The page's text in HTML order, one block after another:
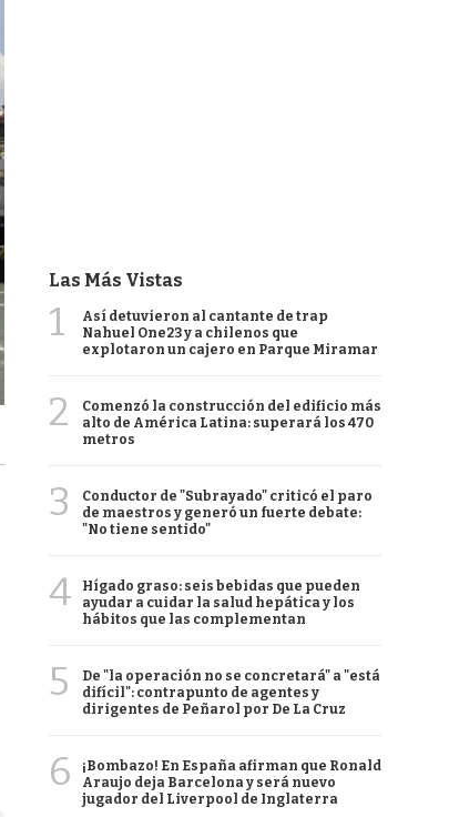
Las Más Vistas
1
Así detuvieron al cantante de trap
Nahuel One23 y a chilenos que
explotaron un cajero en Parque Miramar
2
Comenzó la construcción del edificio más
alto de América Latina: superará los 470
metros
3
Conductor de "Subrayado" criticó el paro
de maestros y generó un fuerte debate:
"No tiene sentido"
4
Hígado graso: seis bebidas que pueden
ayudar a cuidar la salud hepática y los
hábitos que las complementan
5
De "la operación no se concretará" a "está
difícil": contrapunto de agentes y
dirigentes de Peñarol por De La Cruz
6
¡Bombazo! En España afirman que Ronald
Araujo deja Barcelona y será nuevo
jugador del Liverpool de Inglaterra